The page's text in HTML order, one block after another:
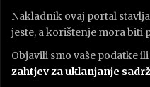
Nakladnik ovaj portal
jeste, a korištenje mora biti
Objavili smo vaše podatke
zahtjev za uklanjanje